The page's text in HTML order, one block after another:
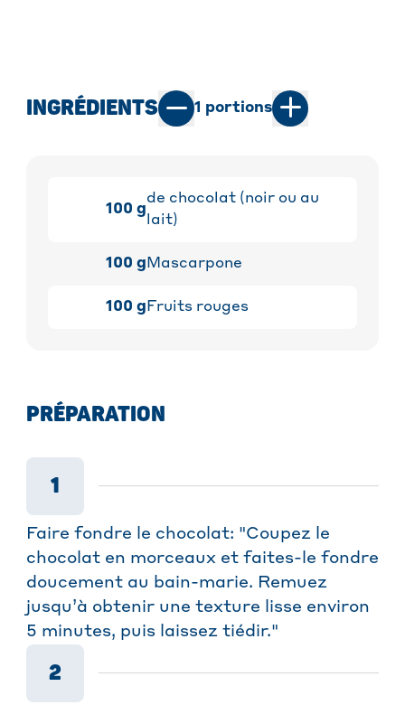
INGRÉDIENTS 1 portions
100 g
de chocolat (noir ou au
lait)
100 g Mascarpone
100 g Fruits rouges
PRÉPARATION
1
Faire fondre le chocolat: "Coupez le
chocolat en morceaux et faites-le fondre
doucement au bain-marie. Remuez
jusqu’à obtenir une texture lisse environ
5 minutes, puis laissez tiédir."
2